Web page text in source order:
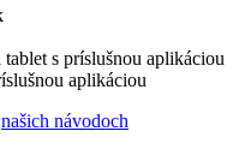
tablet s príslušnou aplikáciou
aplikáciou
našich návodoch